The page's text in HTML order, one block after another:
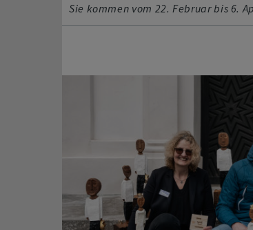
Sie kommen vom 22. Februar bis 6.